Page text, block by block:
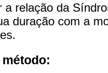
a relação da
duração com a